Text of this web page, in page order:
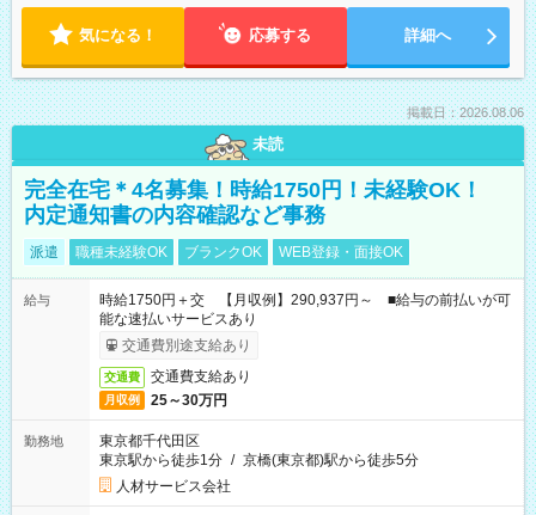
気になる！ 応募する 詳細へ
掲載日：2026.08.06
未読
完全在宅＊4名募集！時給1750円！未経験OK！
内定通知書の内容確認など事務
派遣 職種未経験OK ブランクOK WEB登録・面接OK
給与
時給1750円＋交 【月収例】290,937円～ ■給与の前払いが可
能な速払いサービスあり
交通費別途支給あり
交通費 交通費支給あり
月収例 25～30万円
勤務地
東京都千代田区
東京駅から徒歩1分 / 京橋(東京都)駅から徒歩5分
人材サービス会社